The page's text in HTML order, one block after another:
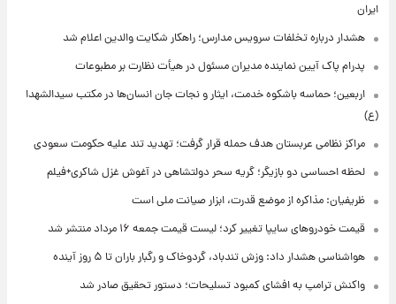
ایران
هشدار درباره تخلفات سرویس مدارس؛ راهکار شکایت والدین اعلام شد
پدرام پاک آیین نماینده مدیران مسئول در هیأت نظارت بر مطبوعات
اربعین؛ حماسه باشکوه خدمت، ایثار و نجات جان انسان‌ها در مکتب سیدالشهدا
(ع)
مراکز نظامی عربستان هدف حمله قرار گرفت؛ تهدید تند علیه حکومت سعودی
لحظه احساسی دو بازیگر؛ گریه سحر دولتشاهی در آغوش غزل شاکری+فیلم
ظریفیان: مذاکره از موضع قدرت، ابزار صیانت ملی است
قیمت خودروهای سایپا تغییر کرد؛ لیست قیمت جمعه ۱۶ مرداد منتشر شد
هواشناسی هشدار داد: وزش تندباد، گردوخاک و رگبار باران تا ۵ روز آینده
واکنش ترامپ به افشای کمبود تسلیحات؛ دستور تحقیق صادر شد